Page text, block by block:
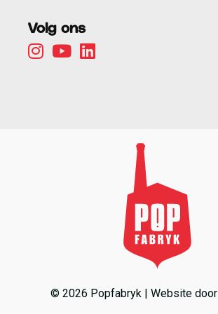
Volg ons
© 2026 Popfabryk | Website door